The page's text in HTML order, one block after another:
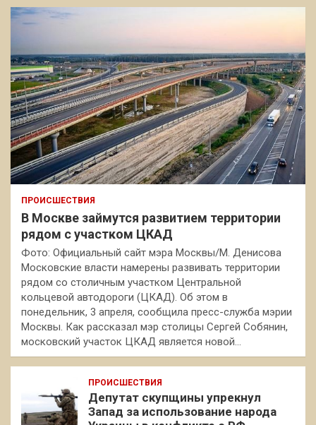
ПРОИСШЕСТВИЯ
В Москве займутся развитием территории
рядом с участком ЦКАД
Фото: Официальный сайт мэра Москвы/М. Денисова
Московские власти намерены развивать территории
рядом со столичным участком Центральной
кольцевой автодороги (ЦКАД). Об этом в
понедельник, 3 апреля, сообщила пресс-служба мэрии
Москвы. Как рассказал мэр столицы Сергей Собянин,
московский участок ЦКАД является новой…
ПРОИСШЕСТВИЯ
Депутат скупщины упрекнул
Запад за использование народа